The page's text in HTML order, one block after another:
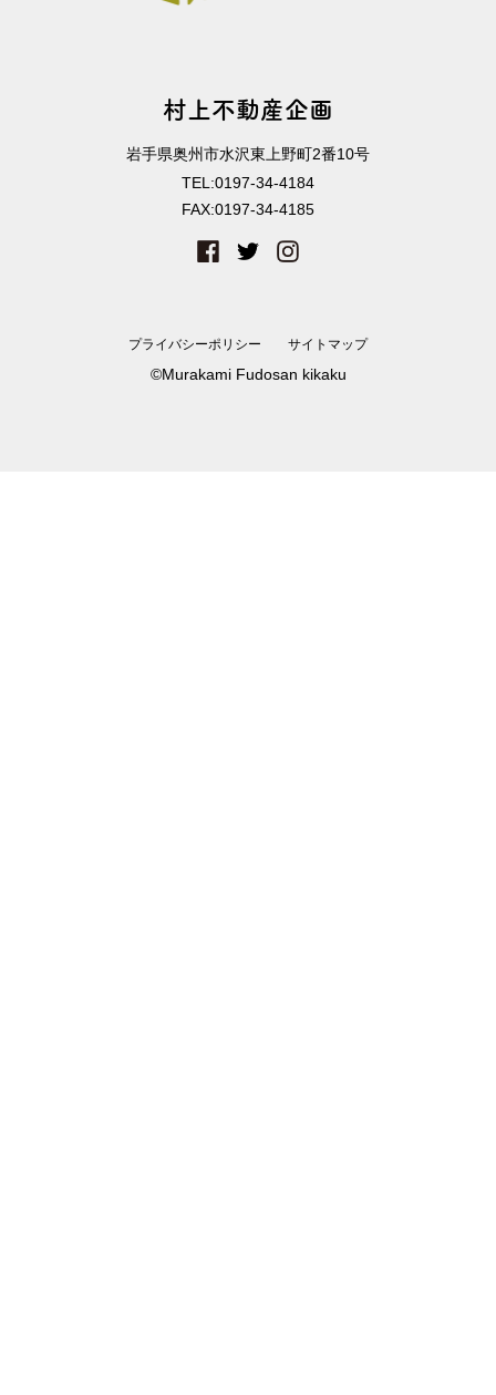
村上不動産企画
岩手県奥州市水沢東上野町2番10号
TEL:0197-34-4184
FAX:0197-34-4185
プライバシーポリシー サイトマップ
©Murakami Fudosan kikaku